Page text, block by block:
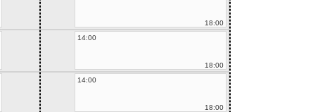
18:00
14:00
18:00
14:00
18:00